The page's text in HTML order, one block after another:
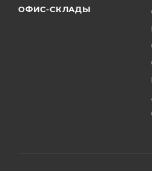
ОФИС-СКЛАДЫ